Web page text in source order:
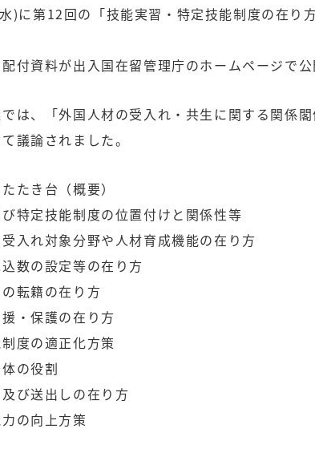
)に第12回の「技能実習・特定技能制度の在り
付資料が出入国在留管理庁のホームページで公
は、「外国人材の受入れ・共生に関する関係
議論されました。
たき台（概要）
特定技能制度の位置付けと関係性等
入れ対象分野や人材育成機能の在り方
数の設定等の在り方
転籍の在り方
・保護の在り方
度の適正化方策
の役割
び送出しの在り方
の向上方策